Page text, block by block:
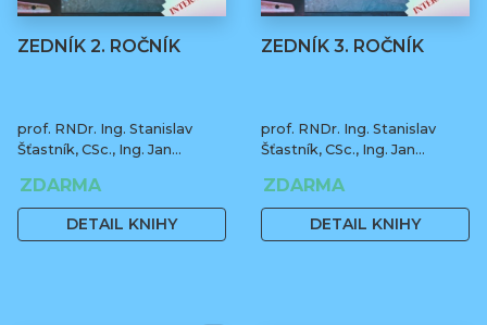
ZEDNÍK 2. ROČNÍK
prof. RNDr. Ing. Stanislav
Šťastník, CSc., Ing. Jan
ZDARMA
DETAIL KNIHY
ZEDNÍK 3. ROČNÍK
prof. RNDr. Ing. Stanislav
Šťastník, CSc., Ing. Jan
ZDARMA
DETAIL KNIHY